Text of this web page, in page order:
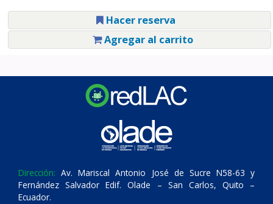
Hacer reserva
Agregar al carrito
Dirección: Av. Mariscal Antonio José de Sucre N58-63 y
Fernández Salvador Edif. Olade – San Carlos, Quito –
Ecuador.